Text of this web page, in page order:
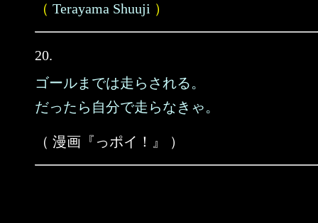
（ Terayama Shuuji ）
20.
ゴールまでは走らされる。
だったら自分で走らなきゃ。
（ 漫画『っポイ！』 ）